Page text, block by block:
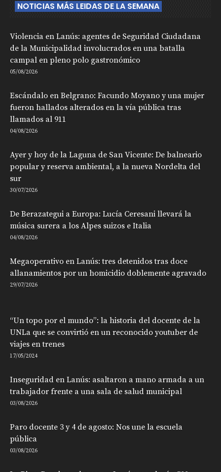
NOTICIAS MÁS LEIDAS DE LA SEMANA
Violencia en Lanús: agentes de Seguridad Ciudadana
de la Municipalidad involucrados en una batalla
campal en pleno polo gastronómico
05/08/2026
Escándalo en Belgrano: Facundo Moyano y una mujer
fueron hallados alterados en la vía pública tras
llamados al 911
04/08/2026
Ayer y hoy de la Laguna de San Vicente: De balneario
popular y reserva ambiental, a la nueva Nordelta del
sur
30/07/2026
De Berazategui a Europa: Lucía Ceresani llevará la
música surera a los Alpes suizos e Italia
04/08/2026
Megaoperativo en Lanús: tres detenidos tras doce
allanamientos por un homicidio doblemente agravado
29/07/2026
“Un topo por el mundo”: la historia del docente de la
UNLa que se convirtió en un reconocido youtuber de
viajes en trenes
17/05/2024
Inseguridad en Lanús: asaltaron a mano armada a un
trabajador frente a una sala de salud municipal
03/08/2026
Paro docente 3 y 4 de agosto: Nos une la escuela
pública
03/08/2026